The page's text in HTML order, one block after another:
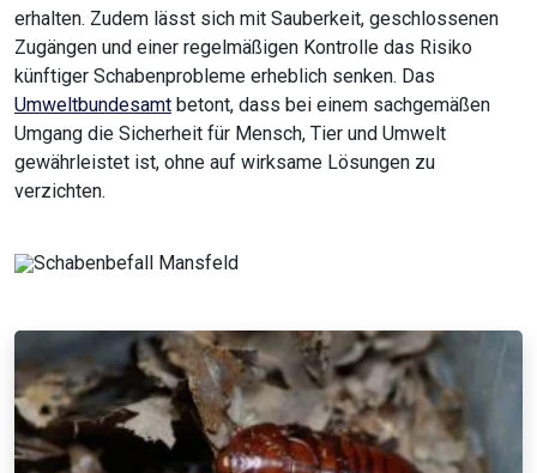
erhalten. Zudem lässt sich mit Sauberkeit, geschlossenen
Zugängen und einer regelmäßigen Kontrolle das Risiko
künftiger Schabenprobleme erheblich senken. Das
Umweltbundesamt betont, dass bei einem sachgemäßen
Umgang die Sicherheit für Mensch, Tier und Umwelt
gewährleistet ist, ohne auf wirksame Lösungen zu
verzichten.